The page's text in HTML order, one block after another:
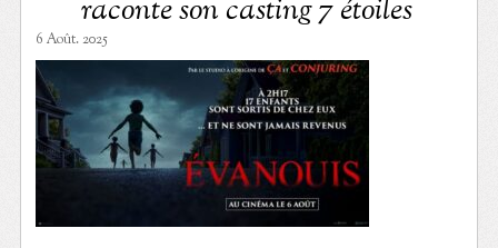
raconte son casting 7 étoiles
6 Août. 2025